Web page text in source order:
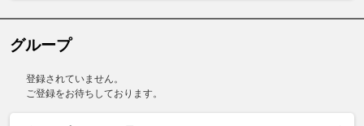
グループ
登録されていません。
ご登録をお待ちしております。